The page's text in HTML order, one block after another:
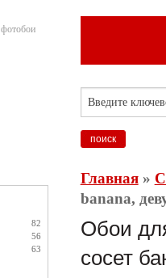
фотобои
82
56
63
Главная»
banana,
Обои
сосет